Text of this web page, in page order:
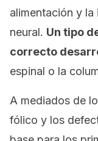
alimentación y
neural. Un tipo
correcto
espinal o la
A mediados de
fólico y los